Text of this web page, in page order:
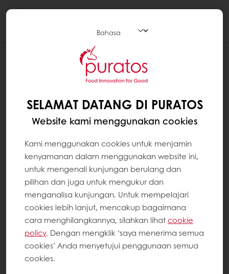
SELAMAT DATANG DI PURATOS
Website kami menggunakan cookies
Kami menggunakan cookies untuk menjamin
kenyamanan dalam menggunakan website ini,
untuk mengenali kunjungan berulang dan
pilihan dan juga untuk mengukur dan
menganalisa kunjungan. Untuk mempelajari
cookies lebih lanjut, mencakup bagaimana
cara menghilangkannya, silahkan lihatcookie
policy. Dengan mengklik ‘saya menerima semua
cookies’ Anda menyetujui penggunaan semua
cookies.